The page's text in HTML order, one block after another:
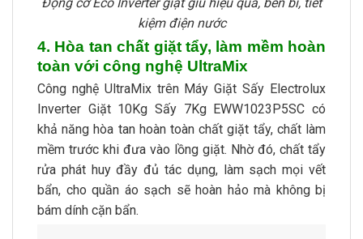
kiệm điện nước
4. Hòa tan chất giặt tẩy, làm mềm hoàn
toàn với công nghệ UltraMix
Công nghệ UltraMix trên Máy Giặt Sấy Electrolux
Inverter Giặt 10Kg Sấy 7Kg EWW1023P5SC có
khả năng hòa tan hoàn toàn chất giặt tẩy, chất làm
mềm trước khi đưa vào lồng giặt. Nhờ đó, chất tẩy
rửa phát huy đầy đủ tác dụng, làm sạch mọi vết
bẩn, cho quần áo sạch sẽ hoàn hảo mà không bị
bám dính cặn bẩn.